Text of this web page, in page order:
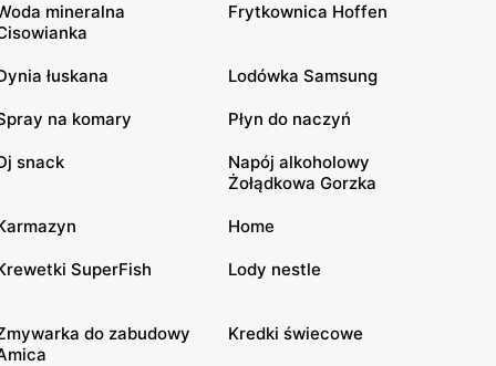
mineralna
Frytkownica Hoffen
łuskana Lodówka Samsung
na komary Płyn do naczyń
snack
Napój alkoholowy
Żołądkowa Gorzka
Home
SuperFish Lody nestle
do zabudowy
Kredki świecowe